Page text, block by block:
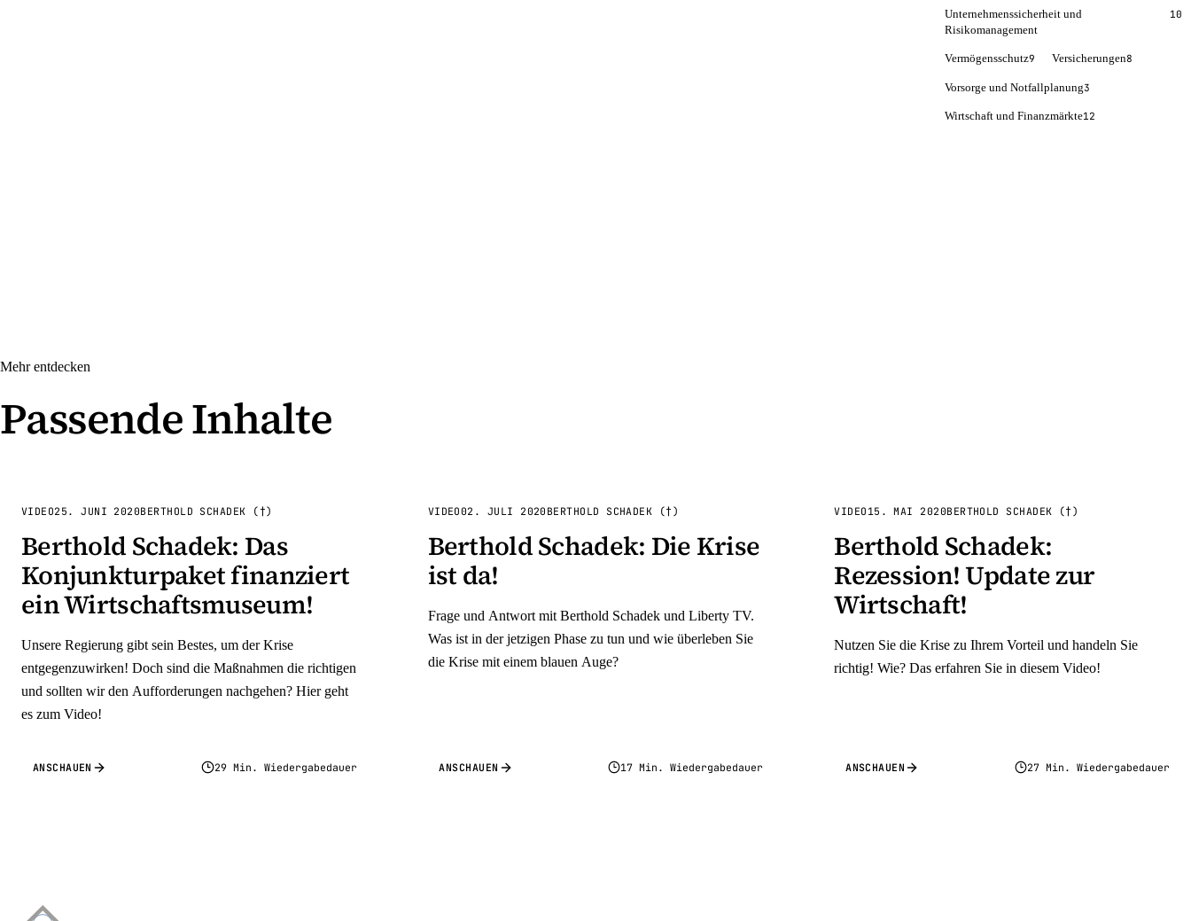
Unternehmenssicherheit und
Risikomanagement
10
Vermögensschutz9 Versicherungen8
Vorsorge und Notfallplanung3
Wirtschaft und Finanzmärkte12
Mehr entdecken
Passende Inhalte
VIDEO25. JUNI 2020BERTHOLD SCHADEK (†)
Berthold Schadek: Das
Konjunkturpaket finanziert
ein Wirtschaftsmuseum!
Unsere Regierung gibt sein Bestes, um der Krise
entgegenzuwirken! Doch sind die Maßnahmen die richtigen
und sollten wir den Aufforderungen nachgehen? Hier geht
es zum Video!
ANSCHAUEN 29 Min. Wiedergabedauer
VIDEO 02. JULI 2020 BERTHOLD SCHADEK (†)
Berthold Schadek: Die Krise
ist da!
Frage und Antwort mit Berthold Schadek und Liberty TV.
Was ist in der jetzigen Phase zu tun und wie überleben Sie
die Krise mit einem blauen Auge?
ANSCHAUEN 17 Min. Wiedergabedauer
VIDEO 15. MAI 2020BERTHOLD SCHADEK (†)
Berthold Schadek:
Rezession! Update zur
Wirtschaft!
Nutzen Sie die Krise zu Ihrem Vorteil und handeln Sie
richtig! Wie? Das erfahren Sie in diesem Video!
ANSCHAUEN 27 Min. Wiedergabedauer